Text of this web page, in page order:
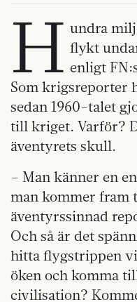
H undra
flykt
enligt
Som krigsreporter
sedan 1960-talet
till kriget. Varför?
äventyrets skull.
– Man känner en
man kommer fram
äventyrssinnad
Och så är det
hitta flygstrippen
öken och komma
civilisation?